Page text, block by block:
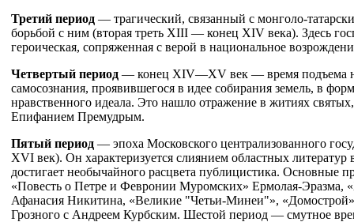
Третий период — трагический, связанный с монголо-
борьбой с ним (вторая треть XIII — конец XIV века). Здесь
героическая, сопряженная с верой в национальное
Четвертый период — конец XIV—XV век — время подъема
самосознания, проявившегося в идее собирания земель, в
нравственного идеала. Это нашло отражение в житиях
Епифанием Премудрым.
Пятый период — эпоха Московского централизованного
XVI век). Он характеризуется слиянием областных литератур
достигает необычайного расцвета публицистика. Основные
«Повесть о Петре и Февронии Муромских» Ермолая-Эразма,
Афанасия Никитина, «Великие "Четьи-Минеи"»,
Грозного с Андреем Курбским. Шестой период — смутное